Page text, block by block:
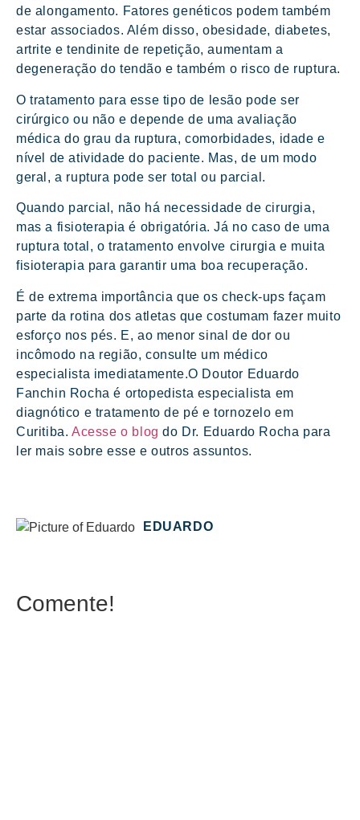
de alongamento. Fatores genéticos podem também
estar associados. Além disso, obesidade, diabetes,
artrite e tendinite de repetição, aumentam a
degeneração do tendão e também o risco de ruptura.
O tratamento para esse tipo de lesão pode ser
cirúrgico ou não e depende de uma avaliação
médica do grau da ruptura, comorbidades, idade e
nível de atividade do paciente. Mas, de um modo
geral, a ruptura pode ser total ou parcial.
Quando parcial, não há necessidade de cirurgia,
mas a fisioterapia é obrigatória. Já no caso de uma
ruptura total, o tratamento envolve cirurgia e muita
fisioterapia para garantir uma boa recuperação.
É de extrema importância que os check-ups façam
parte da rotina dos atletas que costumam fazer muito
esforço nos pés. E, ao menor sinal de dor ou
incômodo na região, consulte um médico
especialista imediatamente.O Doutor Eduardo
Fanchin Rocha é ortopedista especialista em
diagnótico e tratamento de pé e tornozelo em
Curitiba. Acesse o blog do Dr. Eduardo Rocha para
ler mais sobre esse e outros assuntos.
EDUARDO
Comente!